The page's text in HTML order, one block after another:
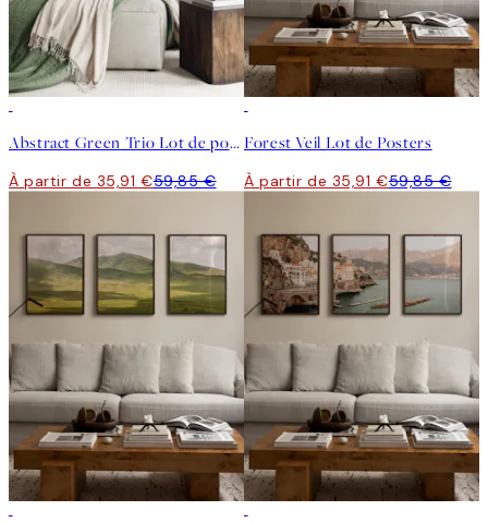
Abstract Green Trio Lot de posters
À partir de 35,91 €59,85 €
Forest Veil Lot de Posters
À partir de 35,91 €59,85 €